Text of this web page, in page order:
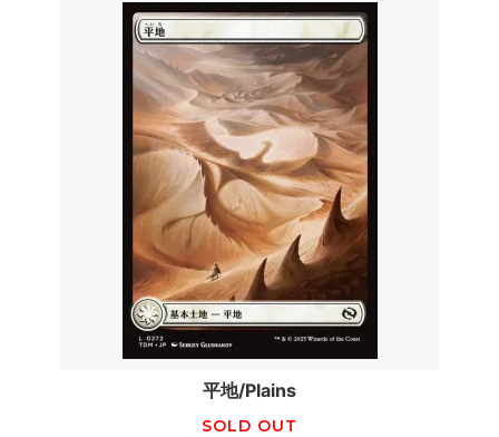
平地/Plains
SOLD OUT